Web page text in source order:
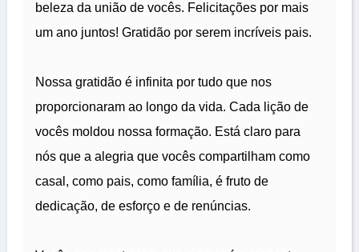
beleza da união de vocês. Felicitações por mais
um ano juntos! Gratidão por serem incríveis pais.
Nossa gratidão é infinita por tudo que nos
proporcionaram ao longo da vida. Cada lição de
vocês moldou nossa formação. Está claro para
nós que a alegria que vocês compartilham como
casal, como pais, como família, é fruto de
dedicação, de esforço e de renúncias.